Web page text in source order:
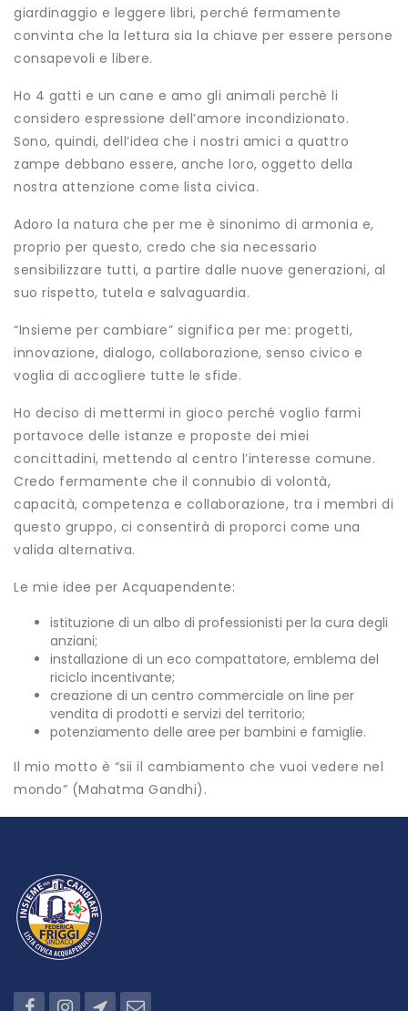
giardinaggio e leggere libri, perché fermamente
convinta che la lettura sia la chiave per essere persone
consapevoli e libere.
Ho 4 gatti e un cane e amo gli animali perchè li
considero espressione dell’amore incondizionato.
Sono, quindi, dell’idea che i nostri amici a quattro
zampe debbano essere, anche loro, oggetto della
nostra attenzione come lista civica.
Adoro la natura che per me è sinonimo di armonia e,
proprio per questo, credo che sia necessario
sensibilizzare tutti, a partire dalle nuove generazioni, al
suo rispetto, tutela e salvaguardia.
“Insieme per cambiare” significa per me: progetti,
innovazione, dialogo, collaborazione, senso civico e
voglia di accogliere tutte le sfide.
Ho deciso di mettermi in gioco perché voglio farmi
portavoce delle istanze e proposte dei miei
concittadini, mettendo al centro l’interesse comune.
Credo fermamente che il connubio di volontà,
capacità, competenza e collaborazione, tra i membri di
questo gruppo, ci consentirà di proporci come una
valida alternativa.
Le mie idee per Acquapendente:
istituzione di un albo di professionisti per la cura degli
anziani;
installazione di un eco compattatore, emblema del
riciclo incentivante;
creazione di un centro commerciale on line per
vendita di prodotti e servizi del territorio;
potenziamento delle aree per bambini e famiglie.
Il mio motto è “sii il cambiamento che vuoi vedere nel
mondo” (Mahatma Gandhi).